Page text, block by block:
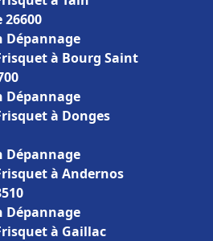
à Bourg Saint
à Donges
à Andernos
à Gaillac